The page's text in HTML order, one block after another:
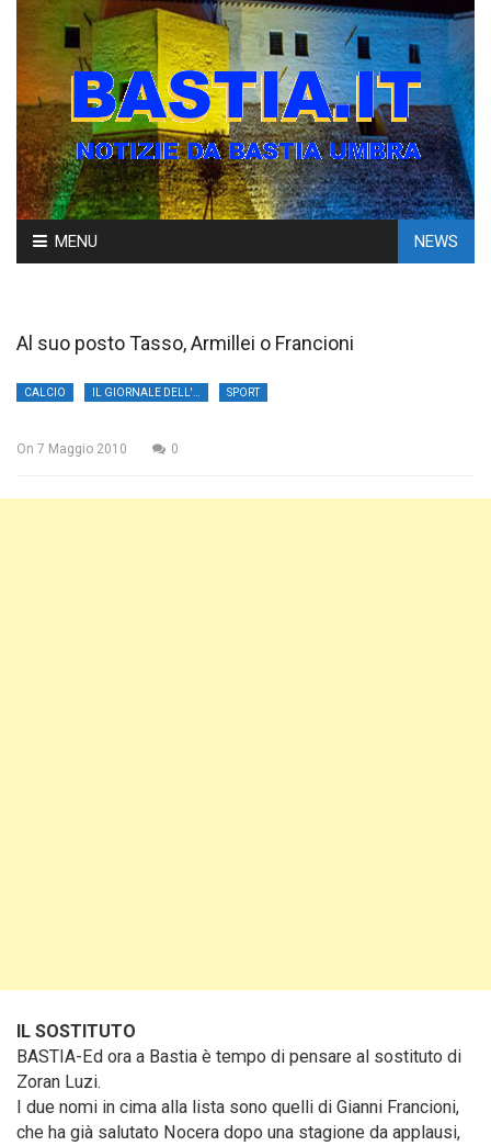
Skip
to
MENU NEWS
Al suo posto Tasso, Armillei o Francioni
CALCIO SPORT
On 7 Maggio 2010 0
IL SOSTITUTO
BASTIA-Ed ora a Bastia è tempo di pensare al sostituto di
Zoran Luzi.
I due nomi in cima alla lista sono quelli di Gianni Francioni,
che ha già salutato Nocera dopo una stagione da applausi,